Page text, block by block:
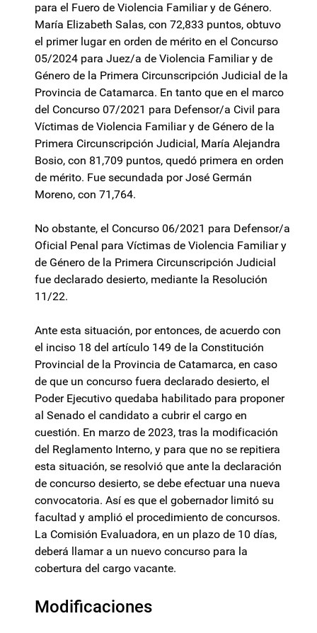
para el Fuero de Violencia Familiar y de Género.
María Elizabeth Salas, con 72,833 puntos, obtuvo
el primer lugar en orden de mérito en el Concurso
05/2024 para Juez/a de Violencia Familiar y de
Género de la Primera Circunscripción Judicial de la
Provincia de Catamarca. En tanto que en el marco
del Concurso 07/2021 para Defensor/a Civil para
Víctimas de Violencia Familiar y de Género de la
Primera Circunscripción Judicial, María Alejandra
Bosio, con 81,709 puntos, quedó primera en orden
de mérito. Fue secundada por José Germán
Moreno, con 71,764.
No obstante, el Concurso 06/2021 para Defensor/a
Oficial Penal para Víctimas de Violencia Familiar y
de Género de la Primera Circunscripción Judicial
fue declarado desierto, mediante la Resolución
11/22.
Ante esta situación, por entonces, de acuerdo con
el inciso 18 del artículo 149 de la Constitución
Provincial de la Provincia de Catamarca, en caso
de que un concurso fuera declarado desierto, el
Poder Ejecutivo quedaba habilitado para proponer
al Senado el candidato a cubrir el cargo en
cuestión. En marzo de 2023, tras la modificación
del Reglamento Interno, y para que no se repitiera
esta situación, se resolvió que ante la declaración
de concurso desierto, se debe efectuar una nueva
convocatoria. Así es que el gobernador limitó su
facultad y amplió el procedimiento de concursos.
La Comisión Evaluadora, en un plazo de 10 días,
deberá llamar a un nuevo concurso para la
cobertura del cargo vacante.
Modificaciones